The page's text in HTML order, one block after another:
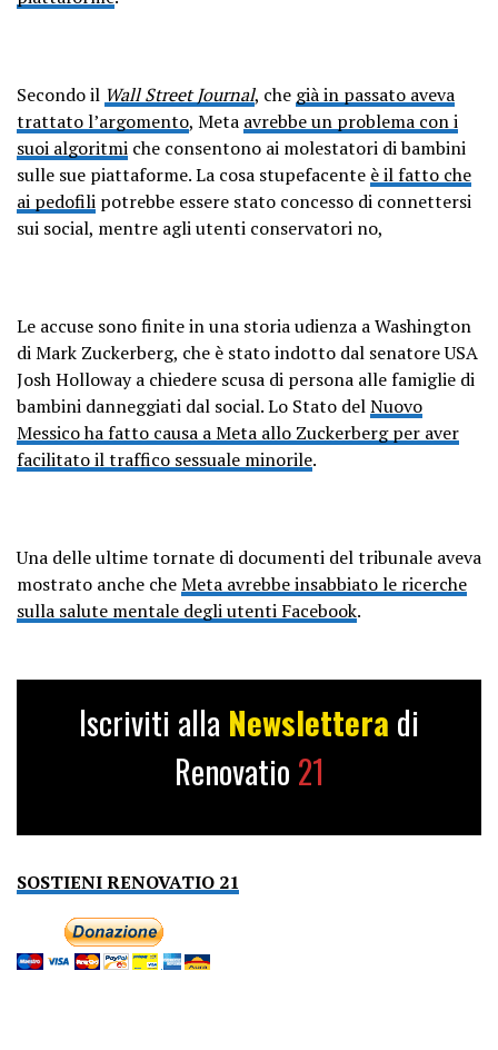
Secondo il Wall Street Journal, che già in passato aveva
trattato l’argomento, Meta avrebbe un problema con i
suoi algoritmi che consentono ai molestatori di bambini
sulle sue piattaforme. La cosa stupefacente è il fatto che
ai pedofili potrebbe essere stato concesso di connettersi
sui social, mentre agli utenti conservatori no,
Le accuse sono finite in una storia udienza a Washington
di Mark Zuckerberg, che è stato indotto dal senatore USA
Josh Holloway a chiedere scusa di persona alle famiglie di
bambini danneggiati dal social. Lo Stato delNuovo
Messico ha fatto causa a Meta allo Zuckerberg per aver
facilitato il traffico sessuale minorile.
Una delle ultime tornate di documenti del tribunale aveva
mostrato anche cheMeta avrebbe insabbiato le ricerche
sulla salute mentale degli utenti Facebook.
Iscriviti alla Newslettera di
Renovatio 21
SOSTIENI RENOVATIO 21